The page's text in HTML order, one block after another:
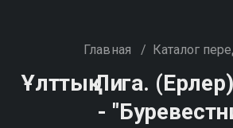
Главная / Каталог
Ұлттық Лига.
-